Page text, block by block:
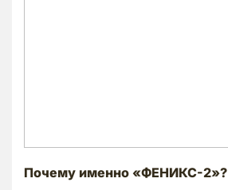
Почему именно «ФЕНИКС-2»?